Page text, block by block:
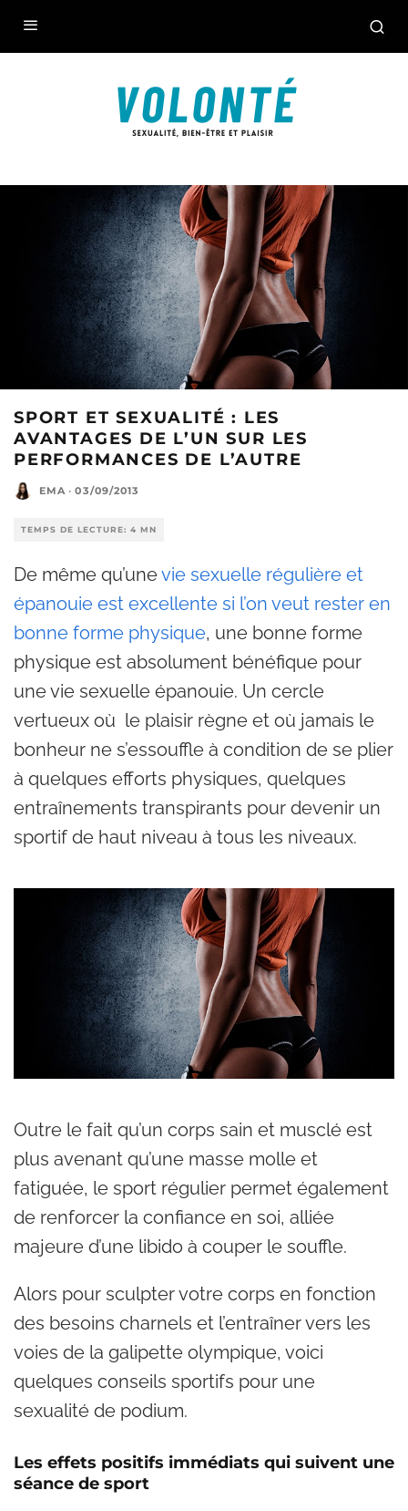
SPORT ET SEXUALITÉ : LES
AVANTAGES DE L’UN SUR LES
PERFORMANCES DE L’AUTRE
EMA · 03/09/2013
TEMPS DE LECTURE: 4 MN
De même qu’unevie sexuelle régulière et
épanouie est excellente si l’on veut rester en
bonne forme physique, une bonne forme
physique est absolument bénéfique pour
une vie sexuelle épanouie. Un cercle
vertueux où le plaisir règne et où jamais le
bonheur ne s’essouffle à condition de se plier
à quelques efforts physiques, quelques
entraînements transpirants pour devenir un
sportif de haut niveau à tous les niveaux.
Outre le fait qu’un corps sain et musclé est
plus avenant qu’une masse molle et
fatiguée, le sport régulier permet également
de renforcer la confiance en soi, alliée
majeure d’une libido à couper le souffle.
Alors pour sculpter votre corps en fonction
des besoins charnels et l’entraîner vers les
voies de la galipette olympique, voici
quelques conseils sportifs pour une
sexualité de podium.
Les effets positifs immédiats qui suivent une
séance de sport